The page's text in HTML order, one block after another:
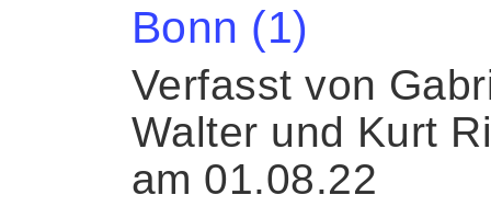
Bonn (1)
Verfasst von
Walter und Kurt
am 01.08.22